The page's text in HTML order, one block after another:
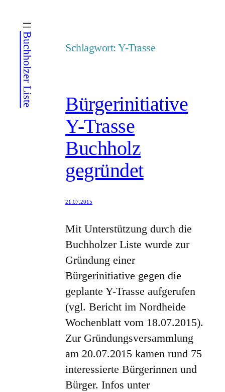
Inhalt
springen
Buchholzer Liste Schlagwort:Y-Trasse
Bürgerinitiative
Y-Trasse
Buchholz
gegründet
21.07.2015
Mit Unterstützung durch die
Buchholzer Liste wurde zur
Gründung einer
Bürgerinitiative gegen die
geplante Y-Trasse aufgerufen
(vgl. Bericht im Nordheide
Wochenblatt vom 18.07.2015).
Zur Gründungsversammlung
am 20.07.2015 kamen rund 75
interessierte Bürgerinnen und
Bürger. Infos unter